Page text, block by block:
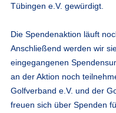
Tübingen e.V. gewürdigt.
Die Spendenaktion läuft
Anschließend werden wir
eingegangenen
an der Aktion noch
Golfverband e.V. und der
freuen sich über Spenden